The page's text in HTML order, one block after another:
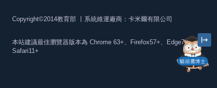
貓頭鷹博士
Copyright©2014教育部 丨系統維運廠商：卡米爾有限公司
本站建議最佳瀏覽器版本為 Chrome 63+、Firefox57+、Edge79+及
Safari11+